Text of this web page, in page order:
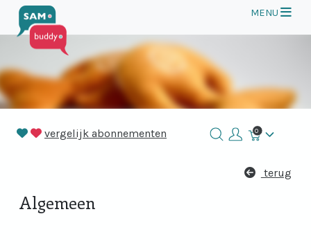
MENU
vergelijk abonnementen 0
terug
Algemeen